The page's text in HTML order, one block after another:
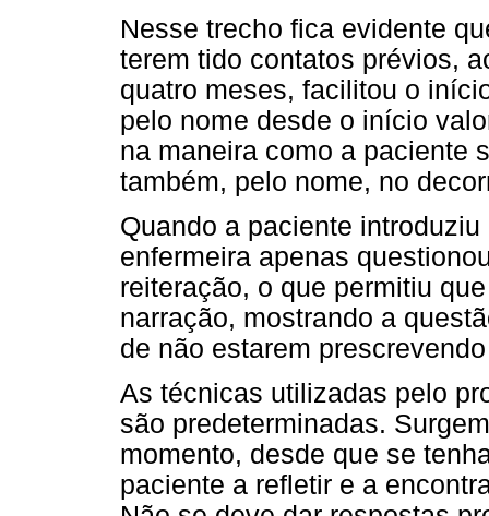
Nesse trecho fica evidente
terem tido contatos prévios,
quatro meses, facilitou o
pelo nome desde o início
na maneira como a paciente
também, pelo nome, no
Quando a paciente
enfermeira apenas
reiteração, o que permitiu
narração, mostrando a
de não estarem
As técnicas utilizadas pelo
são predeterminadas.
momento, desde que se
paciente a refletir e a